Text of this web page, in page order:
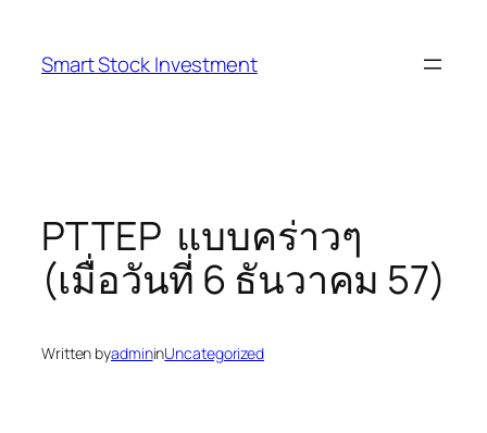
content
Smart Stock Investment
PTTEP แบบคร่าวๆ
(เมื่อวันที่ 6 ธันวาคม 57)
Written byadmininUncategorized